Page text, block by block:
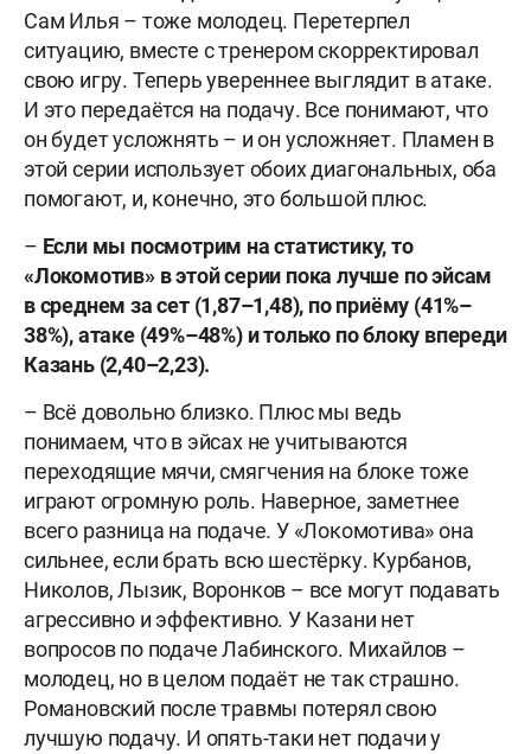
Сам Илья – тоже молодец. Перетерпел
ситуацию, вместе с тренером скорректировал
свою игру. Теперь увереннее выглядит в атаке.
И это передаётся на подачу. Все понимают, что
он будет усложнять – и он усложняет. Пламен в
этой серии использует обоих диагональных, оба
помогают, и, конечно, это большой плюс.
– Если мы посмотрим настатистику, то
«Локомотив» в этой серии пока лучше по эйсам
в среднем за сет (1,87–1,48), по приёму (41%–
38%), атаке (49%–48%) и только по блоку впереди
Казань (2,40–2,23).
– Всё довольно близко. Плюс мы ведь
понимаем, что в эйсах не учитываются
переходящие мячи, смягчения на блоке тоже
играют огромную роль. Наверное, заметнее
всего разница на подаче. У «Локомотива» она
сильнее, если брать всю шестёрку. Курбанов,
Николов, Лызик, Воронков – все могут подавать
агрессивно и эффективно. У Казани нет
вопросов по подаче Лабинского. Михайлов –
молодец, но в целом подаёт не так страшно.
Романовский после травмы потерял свою
лучшую подачу. И опять-таки нет подачи у